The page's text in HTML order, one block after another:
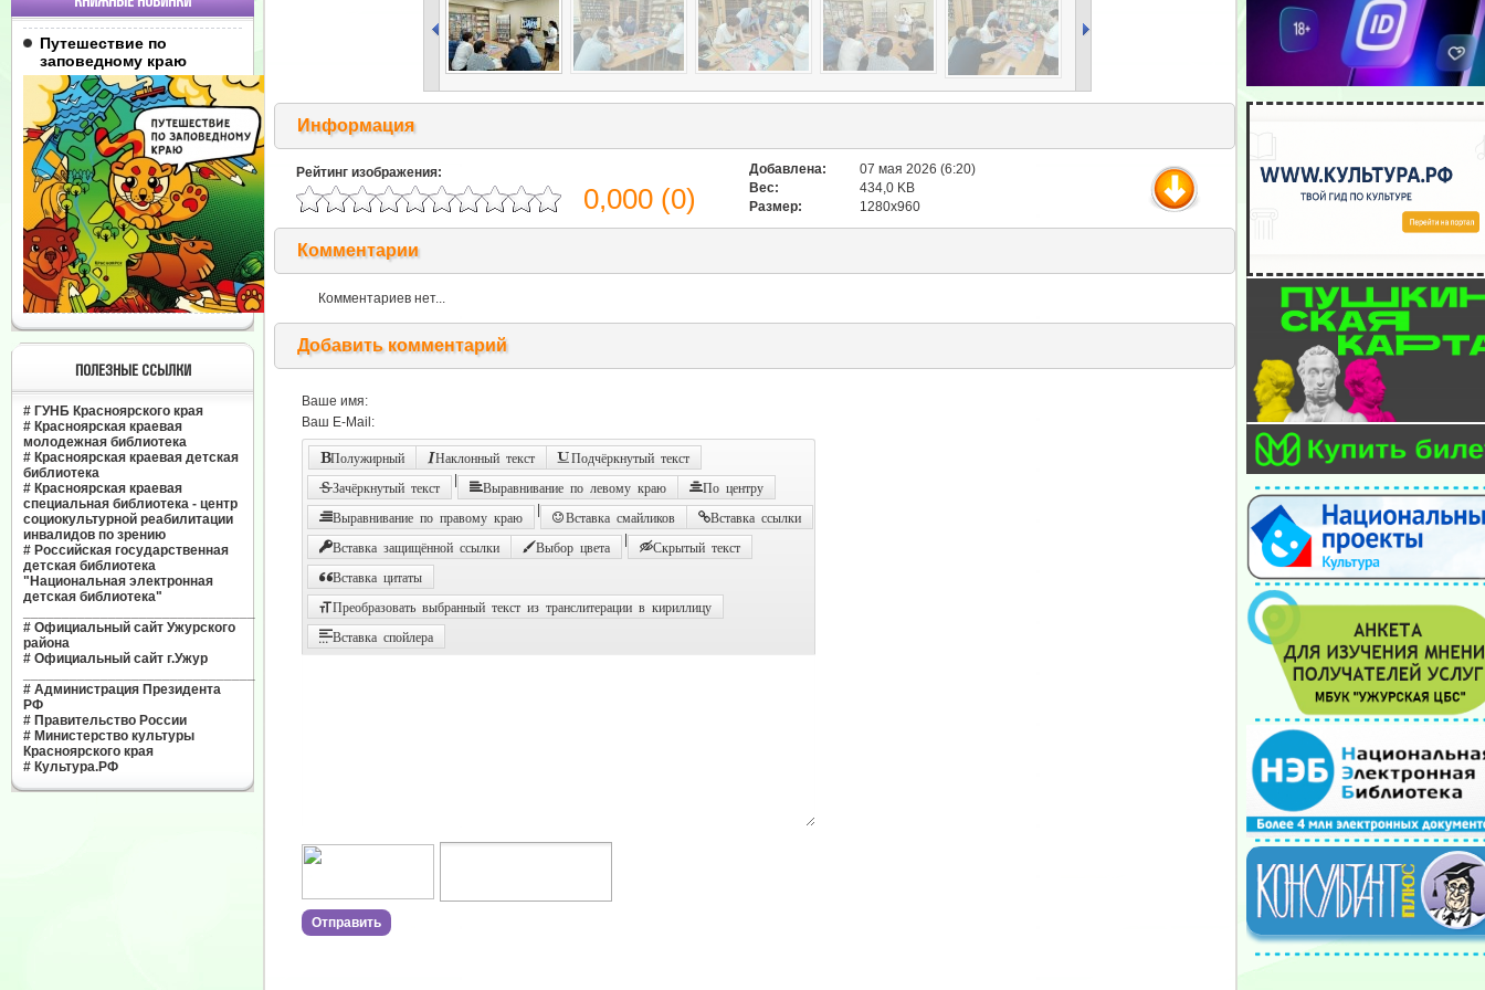
Путешествие по
заповедному краю
ПОЛЕЗНЫЕ ССЫЛКИ
# ГУНБ Красноярского края
# Красноярская краевая
молодежная библиотека
# Красноярская краевая детская
библиотека
# Красноярская краевая
специальная библиотека - центр
социокультурной реабилитации
инвалидов по зрению
# Российская государственная
детская библиотека
"Национальная электронная
детская библиотека"
# Официальный сайт Ужурского
района
# Официальный сайт г.Ужур
# Администрация Президента
РФ
# Правительство России
# Министерство культуры
Красноярского края
# Культура.РФ
Информация
Рейтинг изображения:
0,000 (0)
Добавлена:
07 мая 2026 (6:20)
Вес:
434,0 KB
Размер:
1280x960
Комментарии
Комментариев нет...
Добавить комментарий
Ваше имя:
Ваш E-Mail:
Полужирный Наклонный текст Подчёркнутый текст
Зачёркнутый текст Выравнивание по левому краю По центру
Выравнивание по правому краю Вставка смайликов Вставка ссылки
Вставка защищённой ссылки Выбор цвета Скрытый текст
Вставка цитаты
Преобразовать выбранный текст из транслитерации в кириллицу
Вставка спойлера